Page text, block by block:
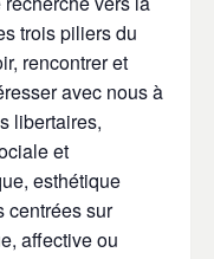
trois piliers du
rencontrer et
avec nous à
libertaires,
et
esthétique
centrées sur
affective ou